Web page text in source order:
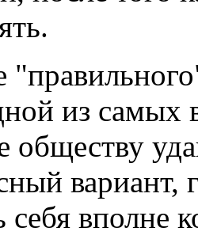
из самых
обществу
вариант,
себя вполне